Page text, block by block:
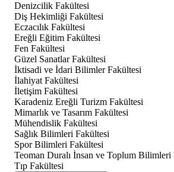
Denizcilik Fakültesi
Diş Hekimliği Fakültesi
Eczacılık Fakültesi
Ereğli Eğitim Fakültesi
Fen Fakültesi
Güzel Sanatlar Fakültesi
İktisadi ve İdari Bilimler Fakültesi
İlahiyat Fakültesi
İletişim Fakültesi
Karadeniz Ereğli Turizm Fakültesi
Mimarlık ve Tasarım Fakültesi
Mühendislik Fakültesi
Sağlık Bilimleri Fakültesi
Spor Bilimleri Fakültesi
Teoman Duralı İnsan ve Toplum Bilimleri
Tıp Fakültesi